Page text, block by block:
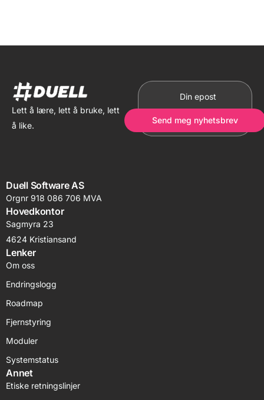
Lett å lære, lett å bruke, lett
å like.
Send meg nyhetsbrev
Duell Software AS
Orgnr 918 086 706 MVA
Hovedkontor
Sagmyra 23
4624 Kristiansand
Lenker
Om oss
Endringslogg
Roadmap
Fjernstyring
Moduler
Systemstatus
Annet
Etiske retningslinjer